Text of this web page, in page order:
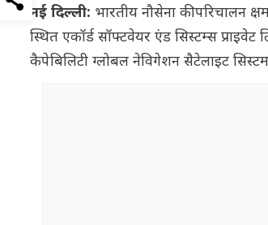
नई दिल्ली: भारतीय नौसेना की परिचालन
स्थित एकॉर्ड सॉफ्टवेयर एंड सिस्टम्स
कैपेबिलिटी ग्लोबल नेविगेशन सैटेलाइट